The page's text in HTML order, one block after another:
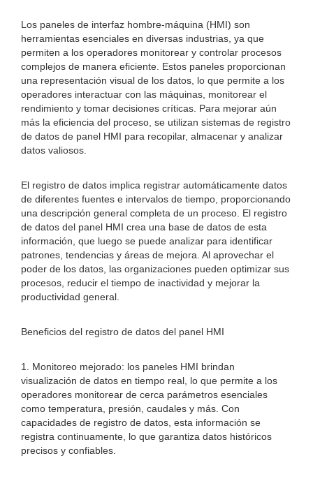
Los paneles de interfaz hombre-máquina (HMI) son
herramientas esenciales en diversas industrias, ya que
permiten a los operadores monitorear y controlar procesos
complejos de manera eficiente. Estos paneles proporcionan
una representación visual de los datos, lo que permite a los
operadores interactuar con las máquinas, monitorear el
rendimiento y tomar decisiones críticas. Para mejorar aún
más la eficiencia del proceso, se utilizan sistemas de registro
de datos de panel HMI para recopilar, almacenar y analizar
datos valiosos.
El registro de datos implica registrar automáticamente datos
de diferentes fuentes e intervalos de tiempo, proporcionando
una descripción general completa de un proceso. El registro
de datos del panel HMI crea una base de datos de esta
información, que luego se puede analizar para identificar
patrones, tendencias y áreas de mejora. Al aprovechar el
poder de los datos, las organizaciones pueden optimizar sus
procesos, reducir el tiempo de inactividad y mejorar la
productividad general.
Beneficios del registro de datos del panel HMI
1. Monitoreo mejorado: los paneles HMI brindan
visualización de datos en tiempo real, lo que permite a los
operadores monitorear de cerca parámetros esenciales
como temperatura, presión, caudales y más. Con
capacidades de registro de datos, esta información se
registra continuamente, lo que garantiza datos históricos
precisos y confiables.